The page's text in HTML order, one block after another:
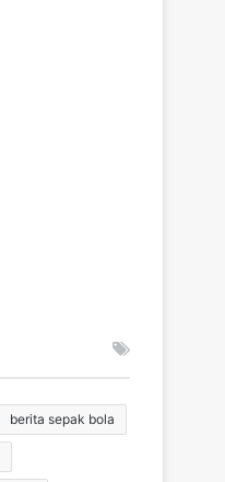
berita sepak bola